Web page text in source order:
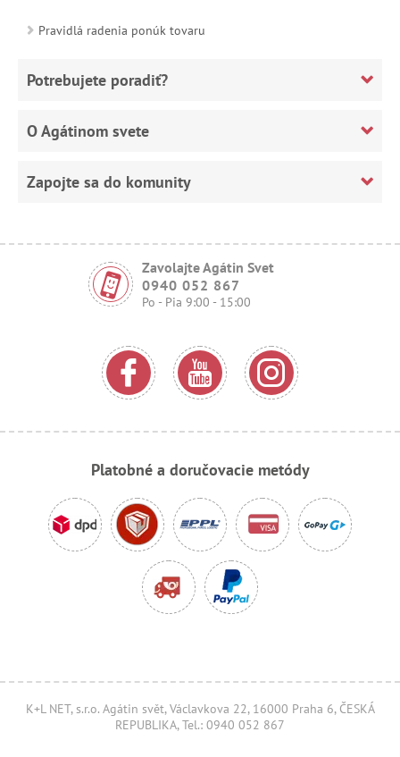
Pravidlá radenia ponúk tovaru
Potrebujete poradiť?
O Agátinom svete
Zapojte sa do komunity
Zavolajte Agátin Svet
0940 052 867
Po - Pia 9:00 - 15:00
Platobné a doručovacie metódy
K+L NET, s.r.o. Agátin svět, Václavkova 22, 16000 Praha 6, ČESKÁ
REPUBLIKA, Tel.: 0940 052 867